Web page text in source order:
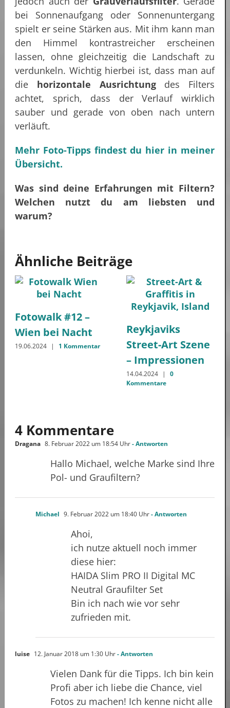
bei Sonnenaufgang oder Sonnenuntergang
spielt er seine Stärken aus. Mit ihm kann man
den Himmel kontrastreicher erscheinen
lassen, ohne gleichzeitig die Landschaft zu
verdunkeln. Wichtig hierbei ist, dass man auf
die horizontale Ausrichtungdes Filters
achtet, sprich, dass der Verlauf wirklich
sauber und gerade von oben nach untern
verläuft.
Mehr Foto-Tipps findest du hier in meiner
Übersicht.
Was sind deine Erfahrungen mit Filtern?
Welchen nutzt du am liebsten und
warum?
Ähnliche Beiträge
Fotowalk #12 –
Wien bei Nacht
19.06.2024 | 1 Kommentar
Reykjaviks
Street-Art Szene
– Impressionen
14.04.2024 |
0
Kommentare
4 Kommentare
Dragana 8. Februar 2022 um 18:54 Uhr- Antworten
Hallo Michael, welche Marke sind Ihre
Pol- und Graufiltern?
Michael 9. Februar 2022 um 18:40 Uhr- Antworten
Ahoi,
ich nutze aktuell noch immer
diese hier:
HAIDA Slim PRO II Digital MC
Neutral Graufilter Set
Bin ich nach wie vor sehr
zufrieden mit.
luise 12. Januar 2018 um 1:30 Uhr- Antworten
Vielen Dank für die Tipps. Ich bin kein
Profi aber ich liebe die Chance, viel
Fotos zu machen! Ich kenne nicht alle